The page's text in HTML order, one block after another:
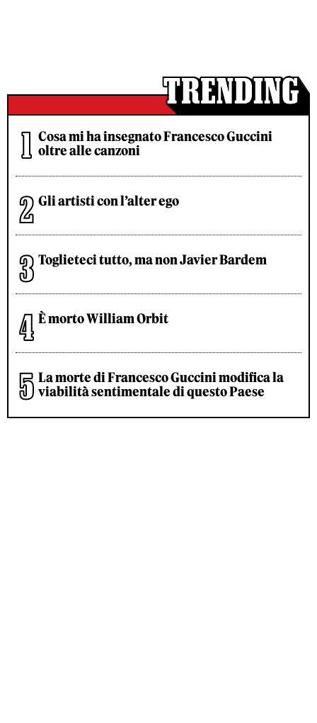
Cosa mi ha insegnato Francesco Guccini
oltre alle canzoni
Gli artisti con l’alter ego
Toglieteci tutto, ma non Javier Bardem
È morto William Orbit
La morte di Francesco Guccini modifica la
viabilità sentimentale di questo Paese